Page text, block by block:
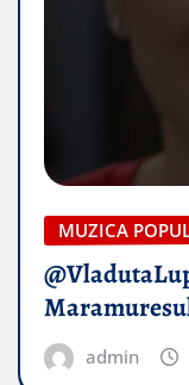
MUZICA
admin